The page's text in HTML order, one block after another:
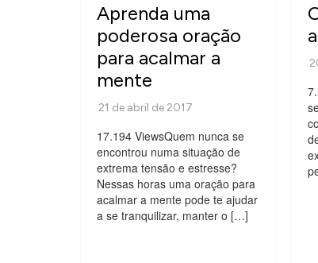
Aprenda uma
poderosa oração
para acalmar a
mente
17.194 ViewsQuem nunca se
encontrou numa situação de
extrema tensão e estresse?
Nessas horas uma oração para
acalmar a mente pode te ajudar
a se tranquilizar, manter o […]